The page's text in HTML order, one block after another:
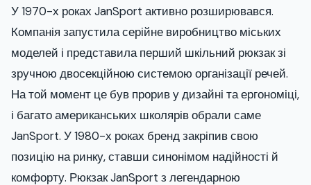
У 1970-х роках JanSport активно розширювався.
Компанія запустила серійне виробництво міських
моделей і представила перший шкільний рюкзак зі
зручною двосекційною системою організації речей.
На той момент це був прорив у дизайні та ергономіці,
і багато американських школярів обрали саме
JanSport. У 1980-х роках бренд закріпив свою
позицію на ринку, ставши синонімом надійності й
комфорту. Рюкзак JanSport з легендарною